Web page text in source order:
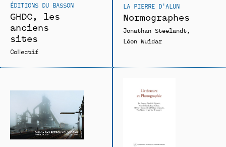
ÉDITIONS DU BASSON
GHDC, les
anciens
sites
Collectif
LA PIERRE D'ALUN
Normographes
Jonathan Steelandt
Léon Wuidar